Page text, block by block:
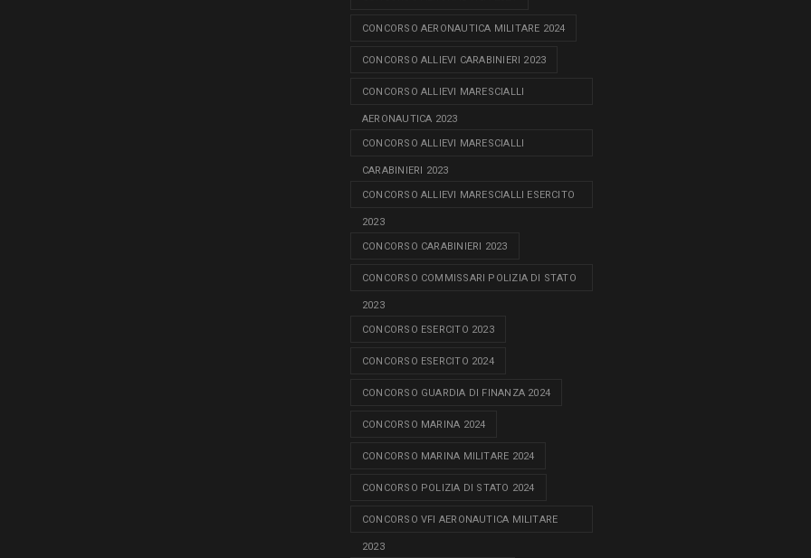
CONCORSO AERONAUTICA MILITARE 2024
CONCORSO ALLIEVI CARABINIERI 2023
CONCORSO ALLIEVI MARESCIALLI
AERONAUTICA 2023
CONCORSO ALLIEVI MARESCIALLI
CARABINIERI 2023
CONCORSO ALLIEVI MARESCIALLI ESERCITO
2023
CONCORSO CARABINIERI 2023
CONCORSO COMMISSARI POLIZIA DI STATO
2023
CONCORSO ESERCITO 2023
CONCORSO ESERCITO 2024
CONCORSO GUARDIA DI FINANZA 2024
CONCORSO MARINA 2024
CONCORSO MARINA MILITARE 2024
CONCORSO POLIZIA DI STATO 2024
CONCORSO VFI AERONAUTICA MILITARE
2023